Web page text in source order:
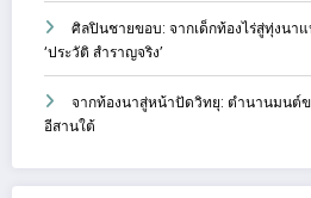
ศิลปินชายขอบ: จากเด็กท้องไร่สู่ทุ่งนา
‘ประวัติ สำราญจริง’
จากท้องนาสู่หน้าปัดวิทยุ: ตำนานมนต์ข
อีสานใต้